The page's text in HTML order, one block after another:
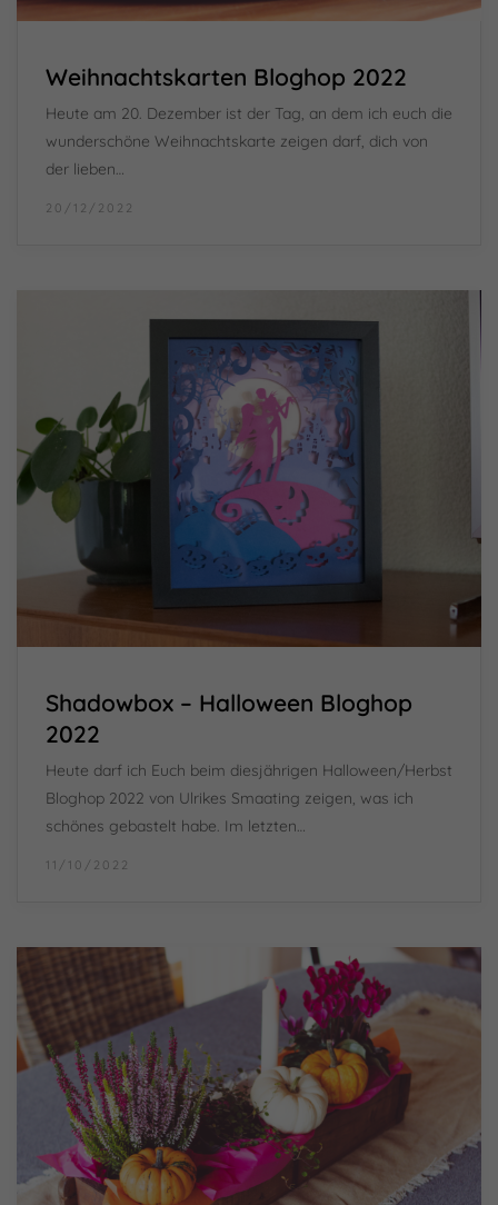
Weihnachtskarten Bloghop 2022
Heute am 20. Dezember ist der Tag, an dem ich euch die
wunderschöne Weihnachtskarte zeigen darf, dich von
der lieben…
20/12/2022
Shadowbox – Halloween Bloghop
2022
Heute darf ich Euch beim diesjährigen Halloween/Herbst
Bloghop 2022 von Ulrikes Smaating zeigen, was ich
schönes gebastelt habe. Im letzten…
11/10/2022